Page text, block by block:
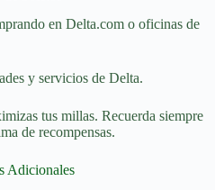
en Delta.com o oficinas de
y servicios de Delta.
tus millas. Recuerda siempre
de recompensas.
Adicionales